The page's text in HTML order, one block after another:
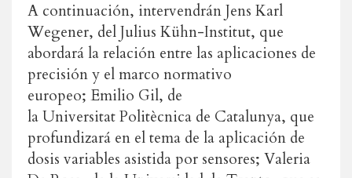
A continuación, intervendrán Jens Karl
Wegener, del Julius Kühn-Institut, que
abordará la relación entre las aplicaciones de
precisión y el marco normativo
europeo; Emilio Gil, de
la Universitat Politècnica de Catalunya, que
profundizará en el tema de la aplicación de
dosis variables asistida por sensores; Valeria